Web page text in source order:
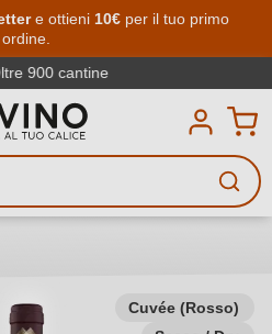
Passa al contenuto principale
e ottieni 10€per il tuo primo
ordine.
900 cantine
Cuvée (Rosso)
nome del vino,